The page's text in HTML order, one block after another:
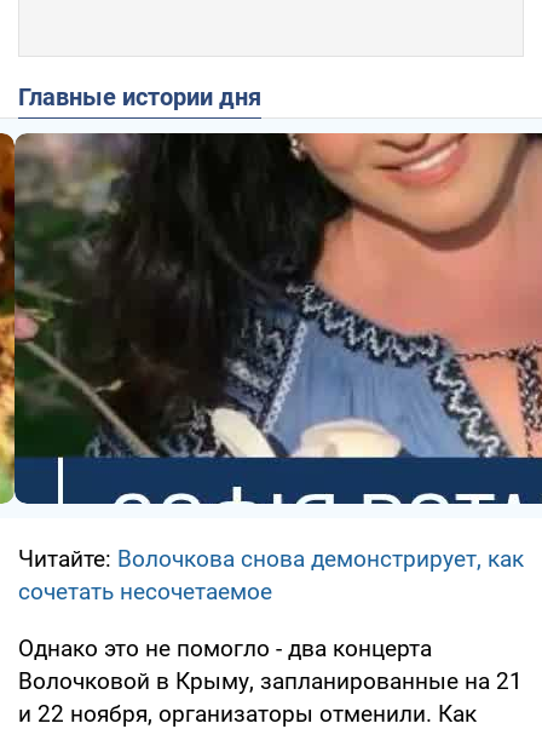
Главные истории дня
Читайте: Волочкова снова демонстрирует, как
сочетать несочетаемое
Однако это не помогло - два концерта
Волочковой в Крыму, запланированные на 21
и 22 ноября, организаторы отменили. Как